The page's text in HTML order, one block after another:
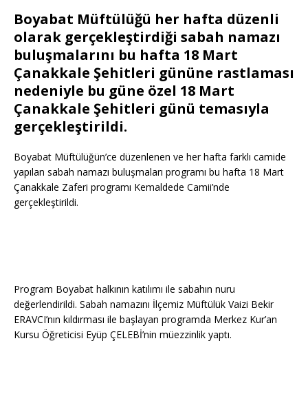
Boyabat Müftülüğü her hafta düzenli
olarak gerçekleştirdiği sabah namazı
buluşmalarını bu hafta 18 Mart
Çanakkale Şehitleri gününe rastlaması
nedeniyle bu güne özel 18 Mart
Çanakkale Şehitleri günü temasıyla
gerçekleştirildi.
Boyabat Müftülüğün’ce düzenlenen ve her hafta farklı camide
yapılan sabah namazı buluşmaları programı bu hafta 18 Mart
Çanakkale Zaferi programı Kemaldede Camii’nde
gerçekleştirildi.
Program Boyabat halkının katılımı ile sabahın nuru
değerlendirildi. Sabah namazını İlçemiz Müftülük Vaizi Bekir
ERAVCI’nın kıldırması ile başlayan programda Merkez Kur’an
Kursu Öğreticisi Eyüp ÇELEBİ’nin müezzinlik yaptı.